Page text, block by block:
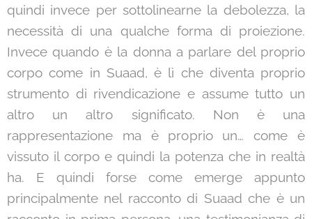
quindi invece per sottolinearne la debolezza, la
necessità di una qualche forma di proiezione.
Invece quando è la donna a parlare del proprio
corpo come in Suaad, è lì che diventa proprio
strumento di rivendicazione e assume tutto un
altro un altro significato. Non è una
rappresentazione ma è proprio un… come è
vissuto il corpo e quindi la potenza che in realtà
ha. E quindi forse come emerge appunto
principalmente nel racconto di Suaad che è un